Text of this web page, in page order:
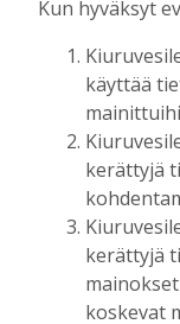
Kun hyväksyt
käyttää
kerättyjä
kerättyjä
koskevat